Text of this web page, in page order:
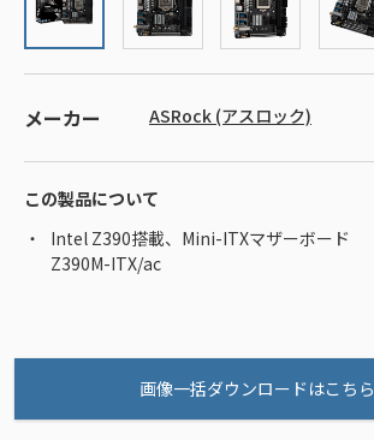
メーカー ASRock (アスロック)
この製品について
Intel Z390搭載、Mini-ITXマザーボード
Z390M-ITX/ac
画像一括ダウンロードはこちら